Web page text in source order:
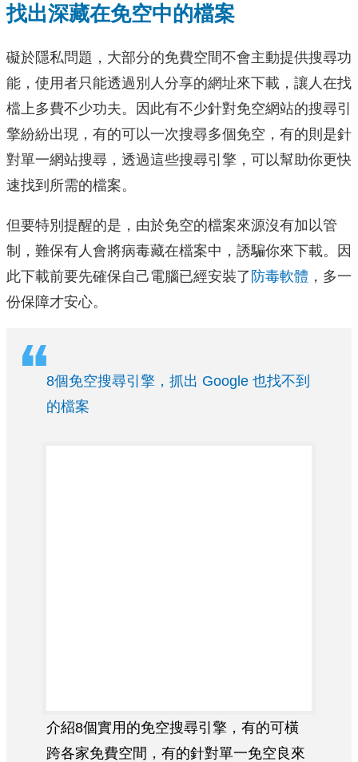
找出深藏在免空中的檔案
礙於隱私問題，大部分的免費空間不會主動提供搜尋功
能，使用者只能透過別人分享的網址來下載，讓人在找
檔上多費不少功夫。因此有不少針對免空網站的搜尋引
擎紛紛出現，有的可以一次搜尋多個免空，有的則是針
對單一網站搜尋，透過這些搜尋引擎，可以幫助你更快
速找到所需的檔案。
但要特別提醒的是，由於免空的檔案來源沒有加以管
制，難保有人會將病毒藏在檔案中，誘騙你來下載。因
此下載前要先確保自己電腦已經安裝了防毒軟體 ，多一
份保障才安心。
8個免空搜尋引擎，抓出 Google 也找不到
的檔案
介紹8個實用的免空搜尋引擎，有的可橫
跨各家免費空間，有的針對單一免空良來